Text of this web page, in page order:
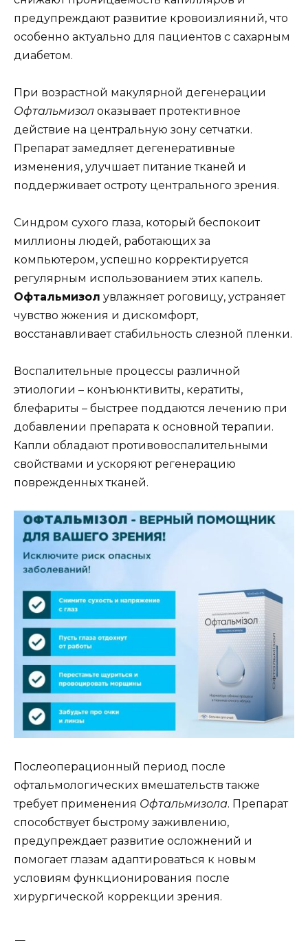
предупреждают развитие кровоизлияний, что
особенно актуально для пациентов с сахарным
диабетом.
При возрастной макулярной дегенерации
Офтальмизол оказывает протективное
действие на центральную зону сетчатки.
Препарат замедляет дегенеративные
изменения, улучшает питание тканей и
поддерживает остроту центрального зрения.
Синдром сухого глаза, который беспокоит
миллионы людей, работающих за
компьютером, успешно корректируется
регулярным использованием этих капель.
Офтальмизол увлажняет роговицу, устраняет
чувство жжения и дискомфорт,
восстанавливает стабильность слезной пленки.
Воспалительные процессы различной
этиологии – конъюнктивиты, кератиты,
блефариты – быстрее поддаются лечению при
добавлении препарата к основной терапии.
Капли обладают противовоспалительными
свойствами и ускоряют регенерацию
поврежденных тканей.
Послеоперационный период после
офтальмологических вмешательств также
требует применения Офтальмизола. Препарат
способствует быстрому заживлению,
предупреждает развитие осложнений и
помогает глазам адаптироваться к новым
условиям функционирования после
хирургической коррекции зрения.